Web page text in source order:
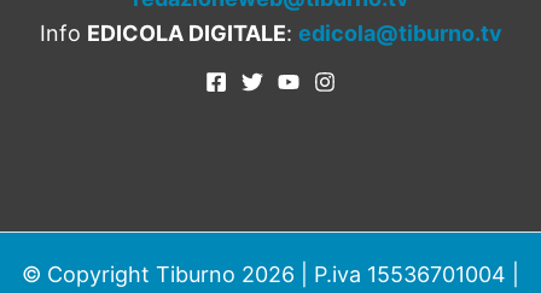
Info EDICOLA DIGITALE: edicola@tiburno.tv
© Copyright Tiburno 2026 | P.iva 15536701004 |